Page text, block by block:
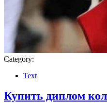
Category:
Text
Купить диплом